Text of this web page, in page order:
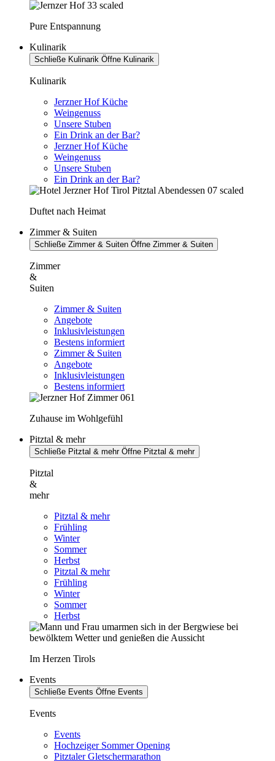
Pure Entspannung
Kulinarik
Schließe Kulinarik Öffne Kulinarik
Kulinarik
Jerzner Hof Küche
Weingenuss
Unsere Stuben
Ein Drink an der Bar?
Jerzner Hof Küche
Weingenuss
Unsere Stuben
Ein Drink an der Bar?
Duftet nach Heimat
Zimmer & Suiten
Schließe Zimmer & Suiten Öffne Zimmer & Suiten
Zimmer
&
Suiten
Zimmer & Suiten
Angebote
Inklusivleistungen
Bestens informiert
Zimmer & Suiten
Angebote
Inklusivleistungen
Bestens informiert
Zuhause im Wohlgefühl
Pitztal & mehr
Schließe Pitztal & mehr Öffne Pitztal & mehr
Pitztal
&
mehr
Pitztal & mehr
Frühling
Winter
Sommer
Herbst
Pitztal & mehr
Frühling
Winter
Sommer
Herbst
Im Herzen Tirols
Events
Schließe Events Öffne Events
Events
Events
Hochzeiger Sommer Opening
Pitztaler Gletschermarathon